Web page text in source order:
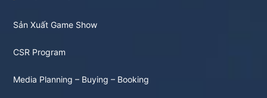
Sản Xuất Game Show
CSR Program
Media Planning – Buying – Booking